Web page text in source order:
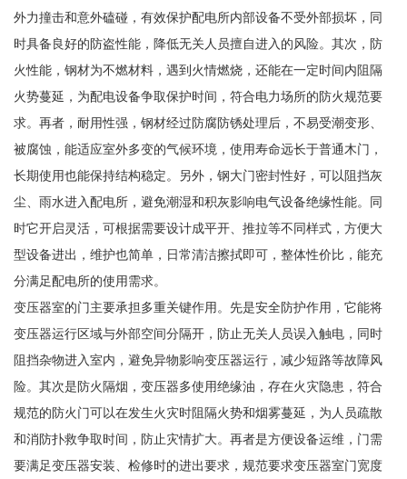
外力撞击和意外磕碰，有效保护配电所内部设备不受外部损坏，同
时具备良好的防盗性能，降低无关人员擅自进入的风险。其次，防
火性能，钢材为不燃材料，遇到火情燃烧，还能在一定时间内阻隔
火势蔓延，为配电设备争取保护时间，符合电力场所的防火规范要
求。再者，耐用性强，钢材经过防腐防锈处理后，不易受潮变形、
被腐蚀，能适应室外多变的气候环境，使用寿命远长于普通木门，
长期使用也能保持结构稳定。另外，钢大门密封性好，可以阻挡灰
尘、雨水进入配电所，避免潮湿和积灰影响电气设备绝缘性能。同
时它开启灵活，可根据需要设计成平开、推拉等不同样式，方便大
型设备进出，维护也简单，日常清洁擦拭即可，整体性价比，能充
分满足配电所的使用需求。
变压器室的门主要承担多重关键作用。先是安全防护作用，它能将
变压器运行区域与外部空间分隔开，防止无关人员误入触电，同时
阻挡杂物进入室内，避免异物影响变压器运行，减少短路等故障风
险。其次是防火隔烟，变压器多使用绝缘油，存在火灾隐患，符合
规范的防火门可以在发生火灾时阻隔火势和烟雾蔓延，为人员疏散
和消防扑救争取时间，防止灾情扩大。再者是方便设备运维，门需
要满足变压器安装、检修时的进出要求，规范要求变压器室门宽度